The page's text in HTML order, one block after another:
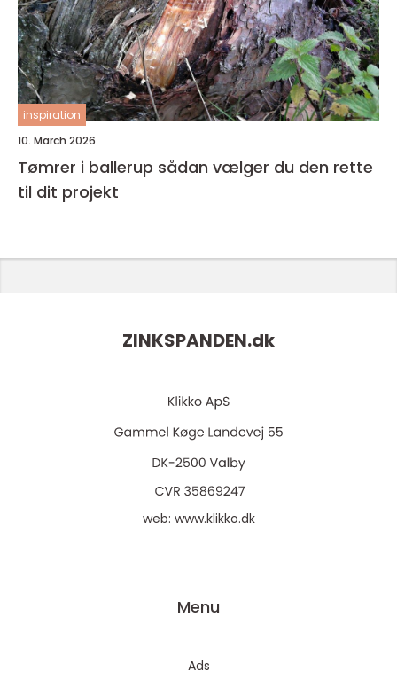
inspiration
10. March 2026
Tømrer i ballerup sådan vælger du den rette
til dit projekt
ZINKSPANDEN.dk
web: www.klikko.dk
Menu
Ads